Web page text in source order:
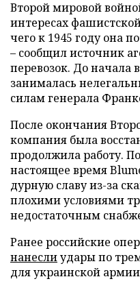
Второй мировой
интересах
чего к 1945 году она
– сообщил источник
перевозок. До
занималась
силам генерала
После окончания
компания была
продолжила работу.
настоящее время
дурную славу из-за
плохими условиями
недостаточным
Ранее российские
нанеслиудары по
для украинской